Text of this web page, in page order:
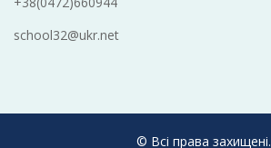
school32@ukr.net
© Всі права захищені.